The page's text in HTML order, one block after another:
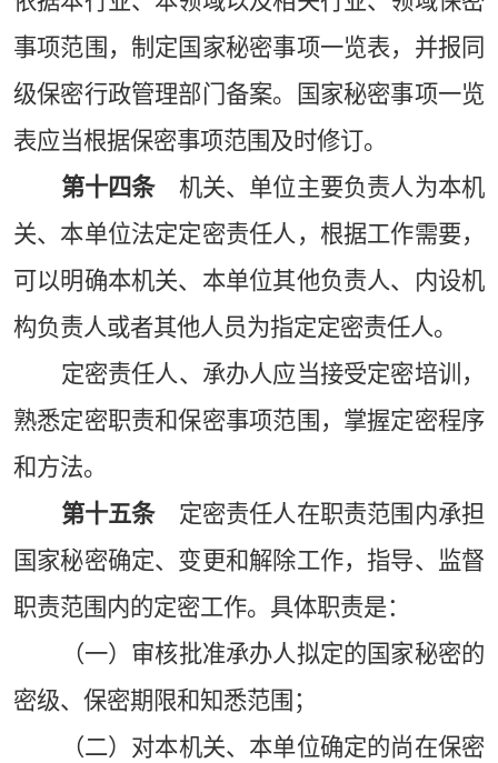
事项范围，制定国家秘密事项一览表，并报同
级保密行政管理部门备案。国家秘密事项一览
表应当根据保密事项范围及时修订。
第十四条机关、单位主要负责人为本机
关、本单位法定定密责任人，根据工作需要，
可以明确本机关、本单位其他负责人、内设机
构负责人或者其他人员为指定定密责任人。
定密责任人、承办人应当接受定密培训，
熟悉定密职责和保密事项范围，掌握定密程序
和方法。
第十五条定密责任人在职责范围内承担
国家秘密确定、变更和解除工作，指导、监督
职责范围内的定密工作。具体职责是：
（一）审核批准承办人拟定的国家秘密的
密级、保密期限和知悉范围；
（二）对本机关、本单位确定的尚在保密